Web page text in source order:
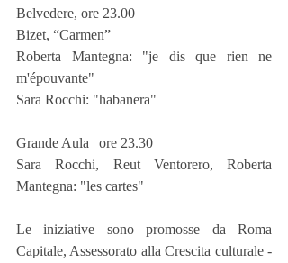
Belvedere, ore 23.00
Bizet, “Carmen”
Roberta Mantegna: "je dis que rien ne
m'épouvante"
Sara Rocchi: "habanera"
Grande Aula | ore 23.30
Sara Rocchi, Reut Ventorero, Roberta
Mantegna: "les cartes"
Le iniziative sono promosse da Roma
Capitale, Assessorato alla Crescita culturale -